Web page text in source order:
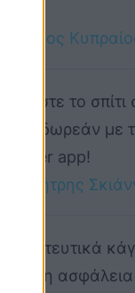
Πέτρος
το
δωρεάν με
app!
Δημήτρης
ασφάλεια